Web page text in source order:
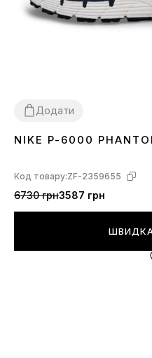
Додати
3637 38 3940 41 42 434445
NIKE P-6000
Код товару:ZF-2359655
6730 грн3587 грн